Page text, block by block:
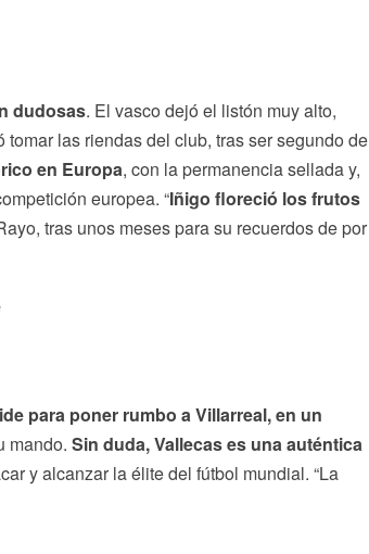
dudosas. El vasco dejó el listón muy alto,
tomar las riendas del club, tras ser segundo de
en Europa, con la permanencia sellada y,
europea. “Iñigo floreció los frutos
tras unos meses para su recuerdos de por
para poner rumbo a Villarreal, en un
mando.Sin duda, Vallecas es una auténtica
y alcanzar la élite del fútbol mundial. “La